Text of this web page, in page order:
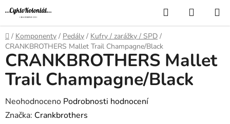
Přejít
na
obsah
Hledat
KOŠÍK
Domů
/ Komponenty / Pedály / Kufry / zarážky / SPD /
CRANKBROTHERS Mallet Trail Champagne/Black
CRANKBROTHERS Mallet
Trail Champagne/Black
Průměrné
hodnocení
Neohodnoceno Podrobnosti hodnocení
Značka: Crankbrothers